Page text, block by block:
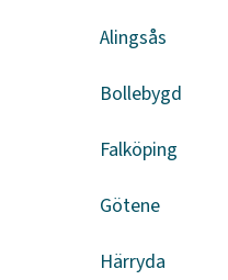
Alingsås
Bollebygd
Falköping
Götene
Härryda